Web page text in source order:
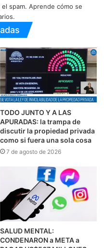
spam. Aprende cómo se
TODO JUNTO Y A LAS
APURADAS: la trampa de
discutir la propiedad privada
como si fuera una sola cosa
7 de agosto de 2026
SALUD MENTAL:
CONDENARON a META a